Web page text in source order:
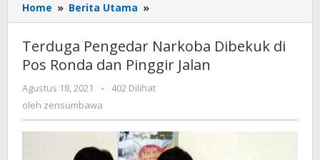
Home » Berita Utama »
Pengedar
Narkoba
Dibekuk
di
Pos
Jalan
Terduga Pengedar Narkoba Dibekuk di
Pos Ronda dan Pinggir Jalan
Agustus 18, 2021
oleh
zensumbawa
-
402 Dilihat
oleh zensumbawa